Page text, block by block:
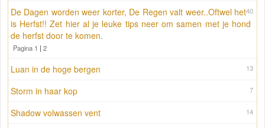
40
De Dagen worden weer korter, De Regen valt weer..Oftwel het
is Herfst!! Zet hier al je leuke tips neer om samen met je hond
de herfst door te komen.
Pagina 1 | 2
13
Luan in de hoge bergen
7
Storm in haar kop
14
Shadow volwassen vent